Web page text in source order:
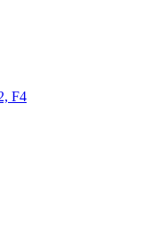
F4